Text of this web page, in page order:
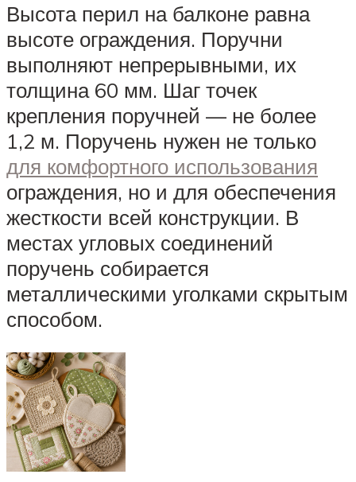
Высота перил на балконе равна
высоте ограждения. Поручни
выполняют непрерывными, их
толщина 60 мм. Шаг точек
крепления поручней — не более
1,2 м. Поручень нужен не только
для комфортного использования
ограждения, но и для обеспечения
жесткости всей конструкции. В
местах угловых соединений
поручень собирается
металлическими уголками скрытым
способом.